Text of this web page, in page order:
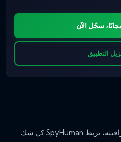
سجّل الآن
التطبيق
على جهاز أندرويد مصرح لك بمراقبته، يربط SpyHuman كل شك